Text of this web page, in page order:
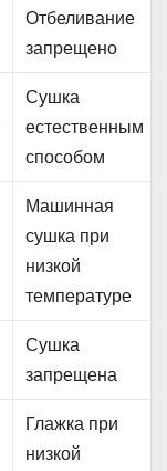
Отбеливание
запрещено
Сушка
естественным
способом
Машинная
сушка при
низкой
температуре
Сушка
запрещена
Глажка при
низкой